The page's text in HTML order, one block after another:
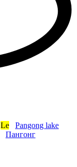
Le
Pangong lake
Пангонг